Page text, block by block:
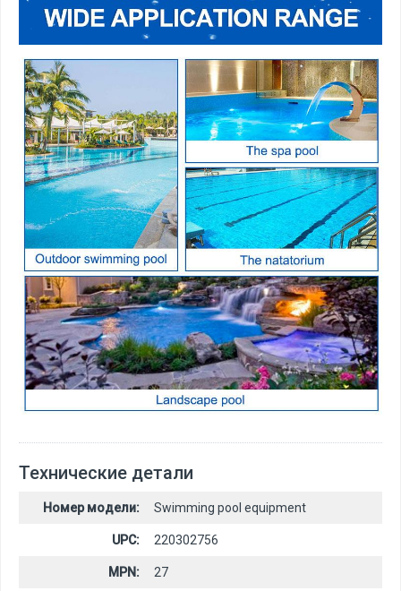
Технические детали
Номер модели: Swimming pool equipment
UPC: 220302756
MPN: 27